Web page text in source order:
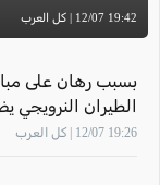
19:42 12/07 | كل العرب
بسبب رهان على
الطيران النرويجي
ويلقى رواجا
19:26 12/07 | كل العرب